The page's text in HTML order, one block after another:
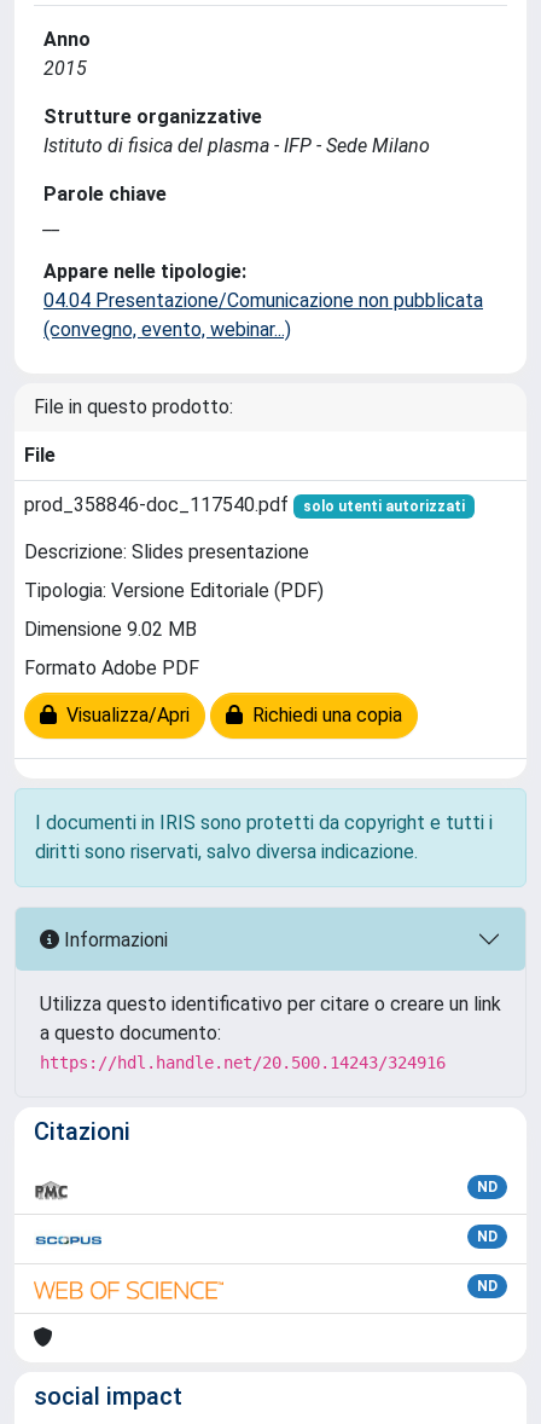
Anno
2015
Strutture organizzative
Istituto di fisica del plasma - IFP - Sede Milano
Parole chiave
Appare nelle tipologie:
04.04 Presentazione/Comunicazione non pubblicata
(convegno, evento, webinar...)
File in questo prodotto:
File
prod_358846-doc_117540.pdf solo utenti autorizzati
Descrizione: Slides presentazione
Tipologia: Versione Editoriale (PDF)
Dimensione 9.02 MB
Formato Adobe PDF
Visualizza/Apri Richiedi una copia
I documenti in IRIS sono protetti da copyright e tutti i
diritti sono riservati, salvo diversa indicazione.
Informazioni
Utilizza questo identificativo per citare o creare un link
a questo documento:
https://hdl.handle.net/20.500.14243/324916
Citazioni
ND
ND
ND
social impact